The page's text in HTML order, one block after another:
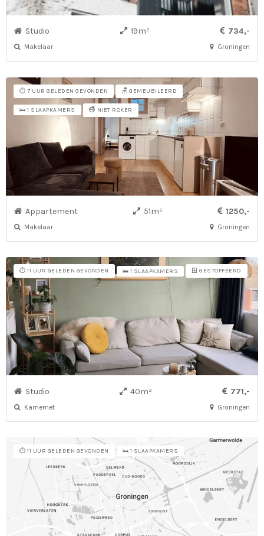
Studio 19m² 734,-
Makelaar Groningen
⏱️ 7 UUR GELEDEN GEVONDEN 🪑 GEMEUBILEERD
🛌 1 SLAAPKAMERS 🚭 NIET ROKER
Appartement 51m² 1250,-
Makelaar Groningen
⏱️ 11 UUR GELEDEN GEVONDEN 🛌 1 SLAAPKAMERS 🪟 GESTOFFEERD
Studio 40m² 771,-
Kamernet Groningen
⏱️ 11 UUR GELEDEN GEVONDEN 🛌 1 SLAAPKAMERS